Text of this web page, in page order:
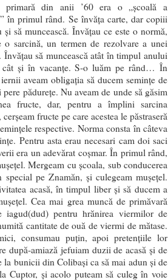
primară din anii ’60 era o „școală a
în primul rând. Se învăța carte, dar copiii
și să muncească. Învățau ce este o normă,
o sarcină, un termen de rezolvare a unei
Învățau să muncească atât în timpul anului
cât și în vacanțe. S-o luăm pe rând… În
aveam obligația să ducem semințe de
pere pădurețe. Nu aveam de unde să găsim
fructe, dar, pentru a împlini sarcina
fructe pe care acestea le păstraseră
respective. Norma consta în câteva
Pentru asta erau necesari cam doi saci
era un adevărat coșmar. În primul rând,
Mergeam cu școala, sub conducerea
pe Znamăn, și culegeam mușețel.
acasă, în timpul liber și să ducem a
Cea mai grea muncă de primăvară
iagud(dud) pentru hrănirea viermilor de
cantitate de ouă de viermi de mătase.
consumau puțin, apoi pretențiile lor
după-amiază jefuiam duzii de acasă și de
bunicii din Colibași ca să mai adun și de
Cuptor, și acolo puteam să culeg în voie